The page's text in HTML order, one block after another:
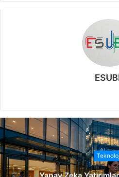
b
s
i
t
e